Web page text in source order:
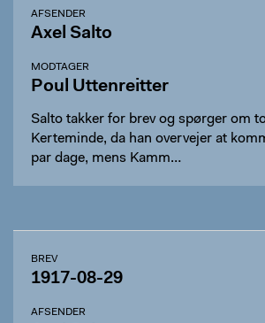
AFSENDER
Axel Salto
MODTAGER
Poul Uttenreitter
Salto takker for brev og spørger om
Kerteminde, da han overvejer at
par dage, mens Kamm…
BREV
1917-08-29
AFSENDER